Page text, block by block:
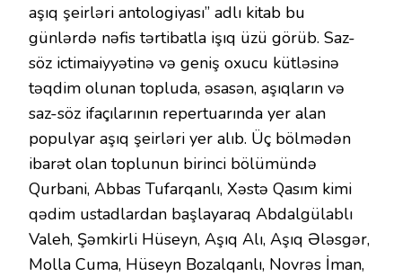
aşıq şeirləri antologiyası” adlı kitab bu
günlərdə nəfis tərtibatla işıq üzü görüb. Saz-
söz ictimaiyyətinə və geniş oxucu kütləsinə
təqdim olunan topluda, əsasən, aşıqların və
saz-söz ifaçılarının repertuarında yer alan
populyar aşıq şeirləri yer alıb. Üç bölmədən
ibarət olan toplunun birinci bölümündə
Qurbani, Abbas Tufarqanlı, Xəstə Qasım kimi
qədim ustadlardan başlayaraq Abdalgülablı
Valeh, Şəmkirli Hüseyn, Aşıq Alı, Aşıq Ələsgər,
Molla Cuma, Hüseyn Bozalqanlı, Novrəs İman,